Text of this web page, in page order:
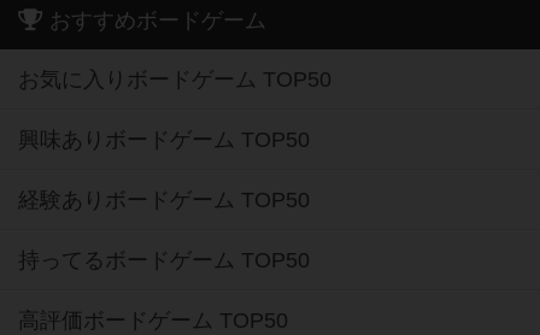
おすすめボードゲーム
お気に入りボードゲーム TOP50
興味ありボードゲーム TOP50
経験ありボードゲーム TOP50
持ってるボードゲーム TOP50
高評価ボードゲーム TOP50